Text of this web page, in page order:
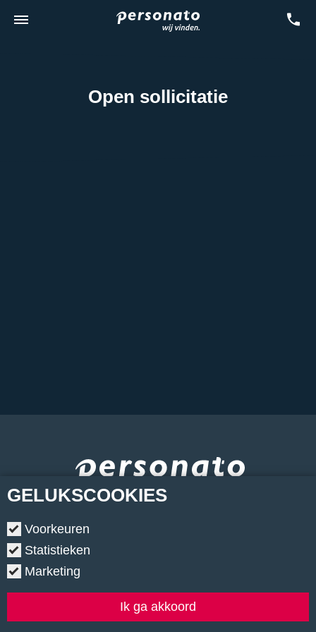
GELUKSCOOKIES
Voorkeuren
Statistieken
Marketing
Ik ga akkoord
Open sollicitatie
Copyright © 2026.
Privacyverklaring • Cookiebeleid • Klachtenregeling